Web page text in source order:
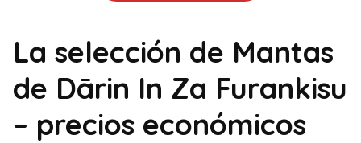
La selección de Mantas
de Dārin In Za Furankisu
– precios económicos